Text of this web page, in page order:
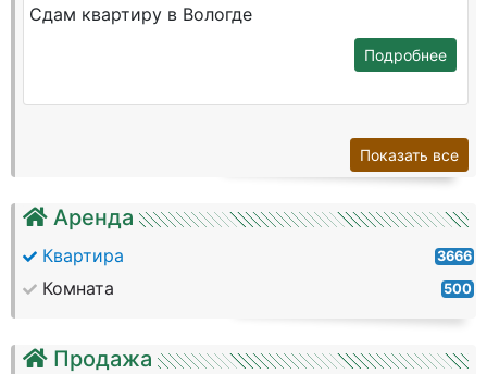
Аренда
Квартира 3666
Комната 500
Продажа
Сдам квартиру в Вологде
Подробнее
Показать все